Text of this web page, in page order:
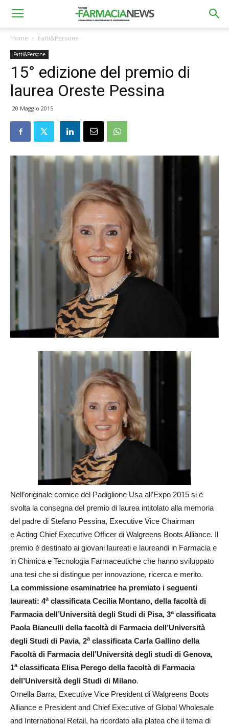
Home Fatti&Persone
Fatti&Persone
15° edizione del premio di
laurea Oreste Pessina
20 Maggio 2015
Nell’originale cornice del Padiglione Usa all’Expo 2015 si è
svolta la consegna del premio di laurea intitolato alla memoria
del padre di Stefano Pessina, Executive Vice Chairman
e Acting Chief Executive Officer di Walgreens Boots Alliance. Il
premio è destinato ai giovani laureati e laureandi in Farmacia e
in Chimica e Tecnologia Farmaceutiche che hanno sviluppato
una tesi che si distingue per innovazione, ricerca e merito.
La commissione esaminatrice ha premiato i seguenti
laureati: 4aclassificata Cecilia Montano, della facoltà di
Farmacia dell’Università degli Studi di Pisa, 3aclassificata
Paola Bianculli della facoltà di Farmacia dell’Università
degli Studi di Pavia, 2aclassificata Carla Gallino della
Facoltà di Farmacia dell’Università degli studi di Genova,
1aclassificata Elisa Perego della facoltà di Farmacia
dell’Università degli Studi di Milano.
Ornella Barra, Executive Vice President di Walgreens Boots
Alliance e President and Chief Executive of Global Wholesale
and International Retail, ha ricordato alla platea che il tema di